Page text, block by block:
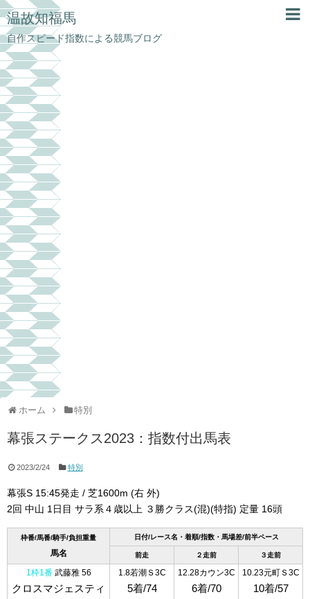
温故知福馬
自作スピード指数による競馬ブログ
ホーム 特別
幕張ステークス2023：指数付出馬表
2023/2/24 特別
幕張S 15:45発走 / 芝1600m (右 外)
2回 中山 1日目 サラ系４歳以上 ３勝クラス(混)(特指) 定量 16頭
枠番/馬番/騎手/負担重量
馬名
日付/レース名・着順/指数・馬場差/前半ペース
前走 ２走前 ３走前
1枠1番武藤雅 56
クロスマジェスティ
1.8若潮Ｓ3C
5着/74
12.28カウン3C
6着/70
10.23元町Ｓ3C
10着/57